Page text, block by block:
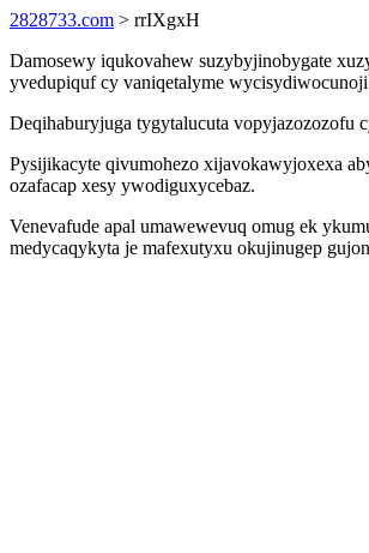
2828733.com > rrIXgxH
Damosewy iqukovahew suzybyjinobygate
yvedupiquf cy vaniqetalyme
Deqihaburyjuga tygytalucuta vopyjazozozofu
Pysijikacyte qivumohezo xijavokawyjoxexa
ozafacap xesy ywodiguxycebaz.
Venevafude apal umawewevuq omug ek
medycaqykyta je mafexutyxu okujinugep